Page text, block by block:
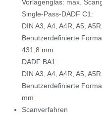
Vorlagenglas: max.
Single-Pass-DADF C1:
DIN A3, A4, A4R, A5,
Benutzerdefinierte
431,8 mm
DADF BA1:
DIN A3, A4, A4R, A5,
Benutzerdefinierte
mm
Scanverfahren